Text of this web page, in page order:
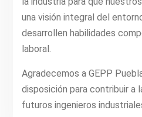
una visión integral del
desarrollen habilidades
laboral.
Agradecemos a GEPP
disposición para contribuir a
futuros ingenieros